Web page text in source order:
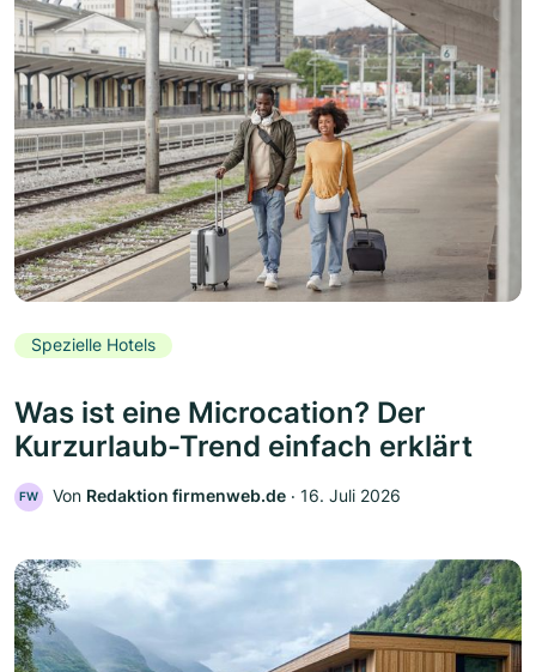
Spezielle Hotels
Was ist eine Microcation? Der
Kurzurlaub-Trend einfach erklärt
FW Von Redaktion firmenweb.de ‧ 16. Juli 2026